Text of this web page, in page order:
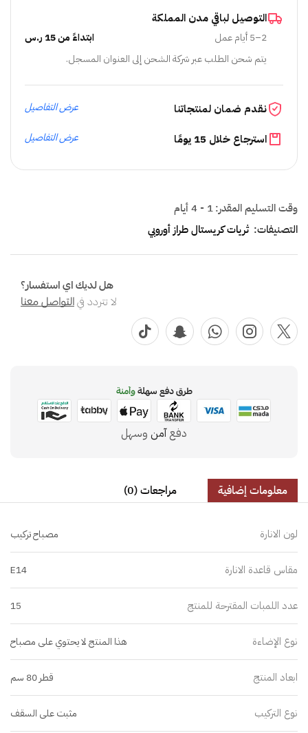
التوصيل لباقي مدن المملكة
2–5 أيام عمل
ابتداءً من 15 ر.س
يتم شحن الطلب عبر شركة الشحن إلى العنوان المسجل.
نقدم ضمان لمنتجاتنا عرض التفاصيل
استرجاع خلال 15 يومًا عرض التفاصيل
وقت التسليم المقدر:1 - 4 أيام
التصنيفات: ثريات كريستال طراز أوروبي
هل لديك اي استفسار؟
لا تتردد فيالتواصل معنا
طرق دفع سهلةوآمنة
دفعآمن وسهل
معلومات إضافية مراجعات (0)
لون الانارة مصباح تركيب
مقاس قاعدة الانارة E14
عدد اللمبات المقترحة للمنتج 15
نوع الإضاءة هذا المنتج لا يحتوي على مصباح
ابعاد المنتج قطر 80 سم
نوع التركيب مثبت على السقف